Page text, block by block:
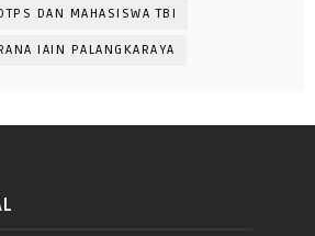
DAN MAHASISWA TBI
IAIN PALANGKARAYA